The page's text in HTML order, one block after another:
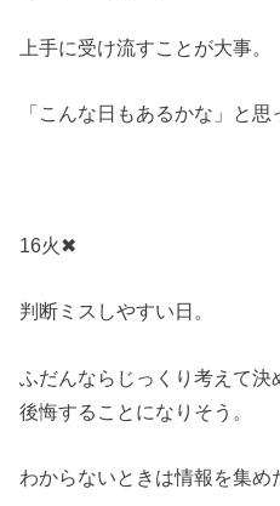
上手に受け流すことが大事。
「こんな日もあるかな」と思
16火✖
判断ミスしやすい日。
ふだんならじっくり考えて決
後悔することになりそう。
わからないときは情報を集め